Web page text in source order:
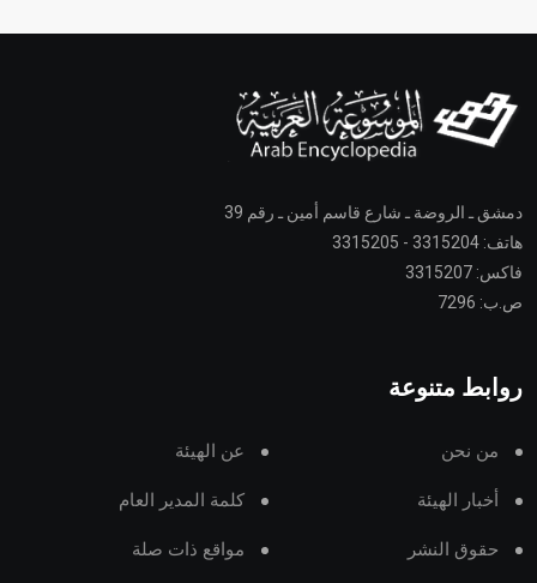
دمشق ـ الروضة ـ شارع قاسم أمين ـ رقم 39
هاتف: 3315204 - 3315205
فاكس: 3315207
ص.ب: 7296
روابط متنوعة
من نحن عن الهيئة
أخبار الهيئة كلمة المدير العام
حقوق النشر مواقع ذات صلة